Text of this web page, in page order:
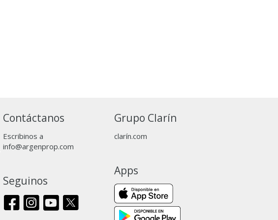
Contáctanos
Escribinos a
info@argenprop.com
Seguinos
Grupo Clarín
clarín.com
Apps